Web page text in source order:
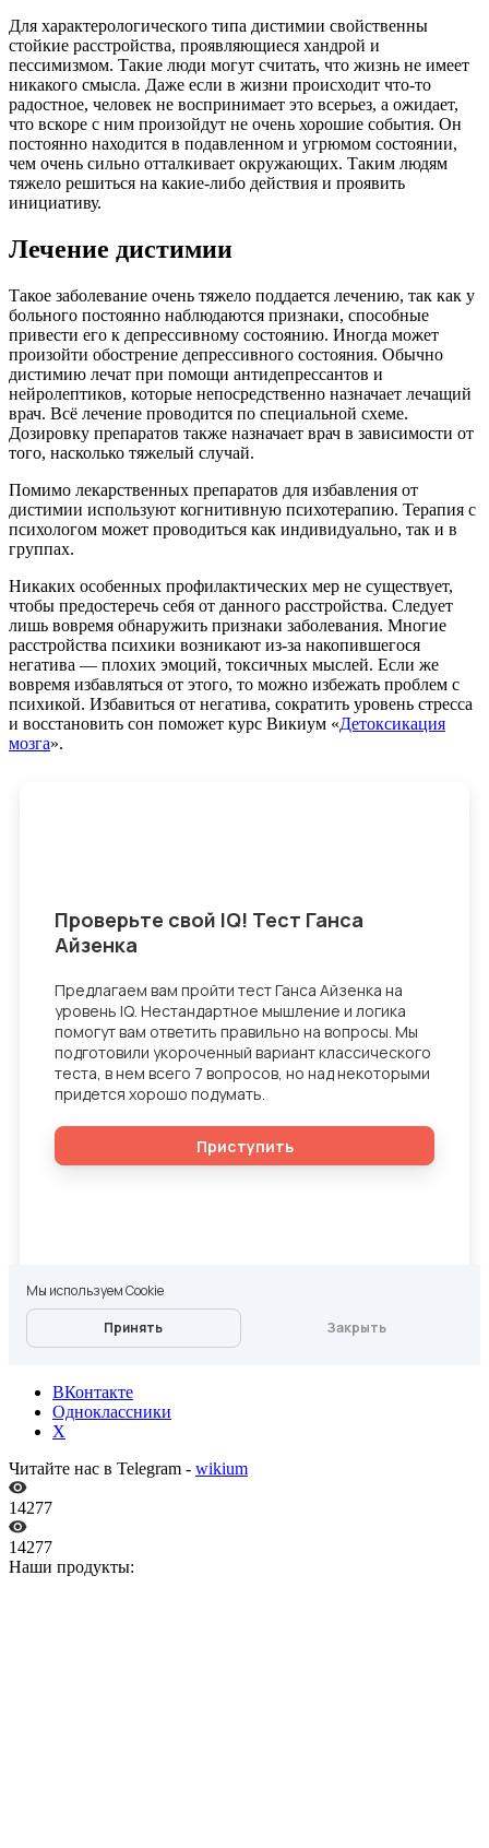
Для характерологического типа дистимии свойственны
стойкие расстройства, проявляющиеся хандрой и
пессимизмом. Такие люди могут считать, что жизнь не имеет
никакого смысла. Даже если в жизни происходит что-то
радостное, человек не воспринимает это всерьез, а ожидает,
что вскоре с ним произойдут не очень хорошие события. Он
постоянно находится в подавленном и угрюмом состоянии,
чем очень сильно отталкивает окружающих. Таким людям
тяжело решиться на какие-либо действия и проявить
инициативу.
Лечение дистимии
Такое заболевание очень тяжело поддается лечению, так как у
больного постоянно наблюдаются признаки, способные
привести его к депрессивному состоянию. Иногда может
произойти обострение депрессивного состояния. Обычно
дистимию лечат при помощи антидепрессантов и
нейролептиков, которые непосредственно назначает лечащий
врач. Всё лечение проводится по специальной схеме.
Дозировку препаратов также назначает врач в зависимости от
того, насколько тяжелый случай.
Помимо лекарственных препаратов для избавления от
дистимии используют когнитивную психотерапию. Терапия с
психологом может проводиться как индивидуально, так и в
группах.
Никаких особенных профилактических мер не существует,
чтобы предостеречь себя от данного расстройства. Следует
лишь вовремя обнаружить признаки заболевания. Многие
расстройства психики возникают из-за накопившегося
негатива — плохих эмоций, токсичных мыслей. Если же
вовремя избавляться от этого, то можно избежать проблем с
психикой. Избавиться от негатива, сократить уровень стресса
и восстановить сон поможет курс Викиум «Детоксикация
мозга».
ВКонтакте
Одноклассники
X
Читайте нас в Telegram - wikium
14277
14277
Наши продукты: